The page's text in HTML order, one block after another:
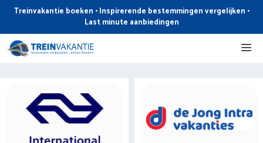
de
inhoud
Treinvakantie boeken • Inspirerende bestemmingen vergelijken •
Last minute aanbiedingen